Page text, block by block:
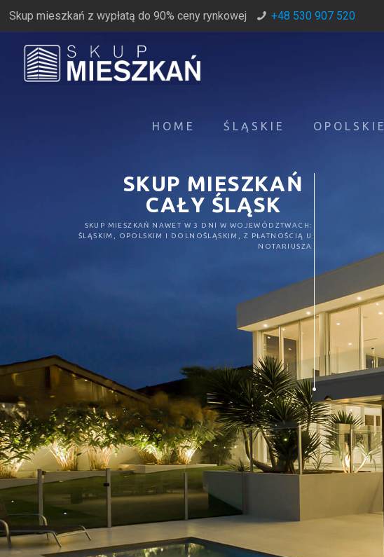
Skup mieszkań z wypłatą do 90% ceny rynkowej +48 530 907 520
HOME ŚLĄSKIE OPOLSKIE
SKUP MIESZKAŃ
CAŁY ŚLĄSK
SKUP MIESZKAŃ NAWET W 3 DNI W WOJEWÓDZTWACH:
ŚLĄSKIM, OPOLSKIM I DOLNOŚLĄSKIM, Z PŁATNOŚCIĄ U
NOTARIUSZA